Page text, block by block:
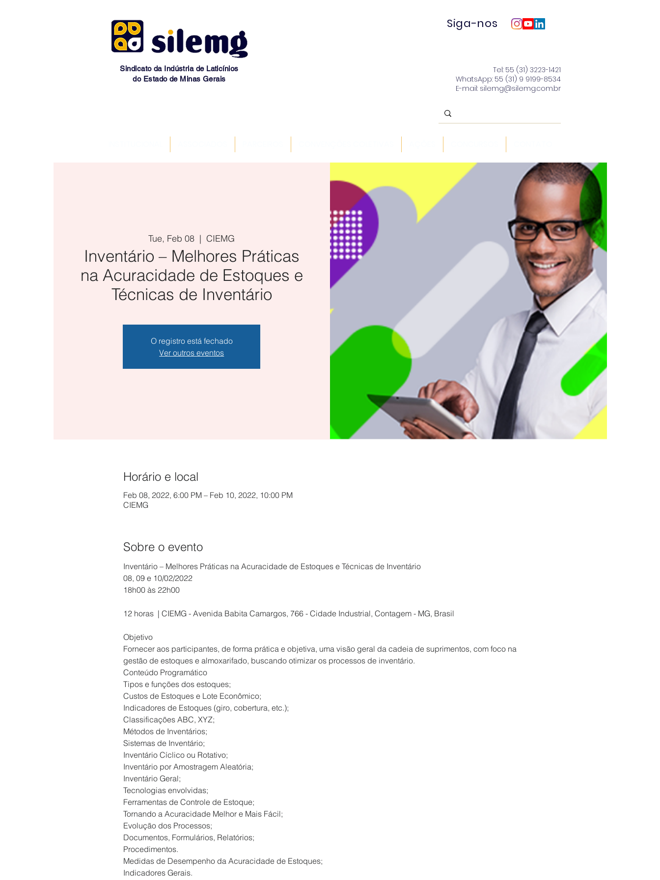
Sindicato da Indústria de Laticínios
do Estado de Minas Gerais
Siga-nos
Tel: 55 (31) 3223-1421
WhatsApp: 55 (31) 9 9199-8534
E-mail: silemg@silemg.com.br
Tue, Feb 08
  |
CIEMG
Inventário – Melhores Práticas
na Acuracidade de Estoques e
Técnicas de Inventário
O registro está fechado
Ver outros eventos
Horário e local
Feb 08, 2022, 6:00 PM – Feb 10, 2022, 10:00 PM
CIEMG
Sobre o evento
Inventário – Melhores Práticas na Acuracidade de Estoques e Técnicas de Inventário
08, 09 e 10/02/2022
18h00 às 22h00
12 horas  | CIEMG - Avenida Babita Camargos, 766 - Cidade Industrial, Contagem - MG, Brasil
Objetivo
Fornecer aos participantes, de forma prática e objetiva, uma visão geral da cadeia de suprimentos, com foco na
gestão de estoques e almoxarifado, buscando otimizar os processos de inventário.
Conteúdo Programático
Tipos e funções dos estoques;
Custos de Estoques e Lote Econômico;
Indicadores de Estoques (giro, cobertura, etc.);
Classificações ABC, XYZ;
Métodos de Inventários;
Sistemas de Inventário;
Inventário Cíclico ou Rotativo;
Inventário por Amostragem Aleatória;
Inventário Geral;
Tecnologias envolvidas;
Ferramentas de Controle de Estoque;
Tornando a Acuracidade Melhor e Mais Fácil;
Evolução dos Processos;
Documentos, Formulários, Relatórios;
Procedimentos.
Medidas de Desempenho da Acuracidade de Estoques;
Indicadores Gerais.